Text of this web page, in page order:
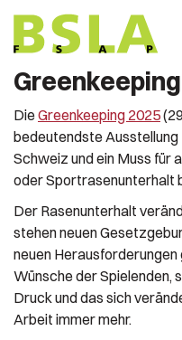
DieGreenkeeping 2025
bedeutendste Ausstellung
Schweiz und ein Muss für
oder Sportrasenunterhalt
Der Rasenunterhalt
stehen neuen
neuen
Wünsche der Spielenden,
Druck und das sich
Arbeit immer mehr.